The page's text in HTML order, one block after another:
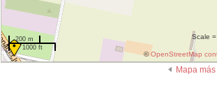
200 m
1000 ft
Scale
©OpenStreetMap
Mapa